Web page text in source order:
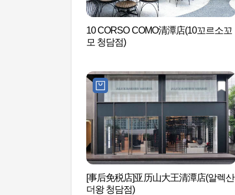
10 CORSO COMO清潭店(10꼬르소꼬
모 청담점)
[事后免税店]亚历山大王清潭店(알렉산
더왕 청담점)